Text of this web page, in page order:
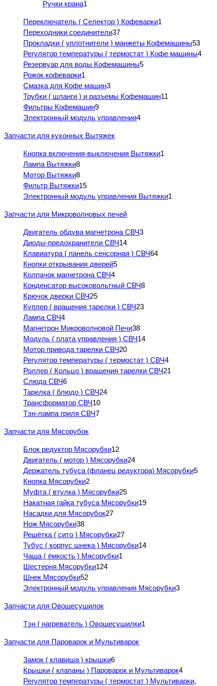
Ручки крана1
Переключатель ( Селектор ) Кофеварки1
Переходники соединители37
Прокладки ( уплотнители ) манжеты Кофемашины53
Регулятор температуры ( термостат ) Кофе машины4
Резервуар для воды Кофемашины5
Рожок кофеварки1
Смазка для Кофе машин3
Трубки ( шланги ) и разъемы Кофемашин11
Фильтры Кофемашин9
Электронный модуль управления4
Запчасти для кухонных Вытяжек
Кнопка включения-выключения Вытяжки1
Лампа Вытяжки8
Мотор Вытяжки8
Фильтр Вытяжки15
Электронный модуль управления Вытяжки1
Запчасти для Микроволновых печей
Двигатель обдува магнетрона СВЧ3
Диоды-предохранители СВЧ14
Клавиатура ( панель сенсорная ) СВЧ64
Кнопки открывания дверей5
Колпачок магнетрона СВЧ4
Конденсатор высоковольтный СВЧ8
Крючок дверки СВЧ25
Куплер ( вращения тарелки ) СВЧ23
Лампа СВЧ4
Магнетрон Микроволновой Печи38
Модуль ( плата управления ) СВЧ14
Мотор привода тарелки СВЧ20
Регулятор температуры ( термостат ) СВЧ4
Роллер ( Кольцо ) вращения тарелки СВЧ21
Слюда СВЧ6
Тарелка ( блюдо ) СВЧ24
Трансформатор СВЧ10
Тэн-лампа гриля СВЧ7
Запчасти для Мясорубок
Блок редуктор Мясорубки12
Двигатель ( мотор ) Мясорубки24
Держатель тубуса (фланец редуктора) Мясорубки5
Кнопка Мясорубки2
Муфта ( втулка ) Мясорубки25
Накатная гайка тубуса Мясорубки19
Насадки для Мясорубок27
Нож Мясорубки38
Решётка ( сито ) Мясорубки27
Тубус ( корпус шнека ) Мясорубки14
Чаша ( ёмкость ) Мясорубки1
Шестерня Мясорубки124
Шнек Мясорубки52
Электронный модуль управления Мясорубки3
Запчасти для Овощесушилок
Тэн ( нагреватель ) Овощесушилки1
Запчасти для Пароварок и Мультиварок
Замок ( клавиша ) крышки6
Крышки ( клапаны ) Пароварок и Мультиварок4
Регулятор температуры ( термостат ) Мультиварки,